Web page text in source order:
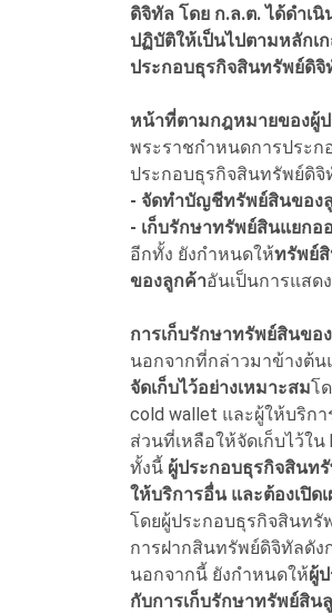
ดิจิทัล โดย ก.ล.ต. ได้ดำเ
ปฏิบัติให้เป็นไปตามหลัก
ประกอบธุรกิจสินทรัพย์ดิ
หน้าที่ตามกฎหมายของผู้
พระราชกำหนดการประก
ประกอบธุรกิจสินทรัพย์ดิ
- จัดทำบัญชีทรัพย์สินของ
- เก็บรักษาทรัพย์สินแยกอ
อีกทั้ง ยังกำหนดให้ทรัพย์
ของลูกค้าอันเป็นการแส
การเก็บรักษาทรัพย์สินขอ
นอกจากที่กล่าวมาข้างต้น
จัดเก็บไว้อย่างเหมาะสมโ
cold wallet และผู้ให้บริก
ส่วนที่เหลือให้จัดเก็บไว้ใ
ทั้งนี้ ผู้ประกอบธุรกิจสินท
ให้บริการอื่น และต้องเปิด
โดยผู้ประกอบธุรกิจสินทรั
การฝากสินทรัพย์ดิจิทัลดัง
นอกจากนี้ ยังกำหนดให้ผู้
กับการเก็บรักษาทรัพย์สิ